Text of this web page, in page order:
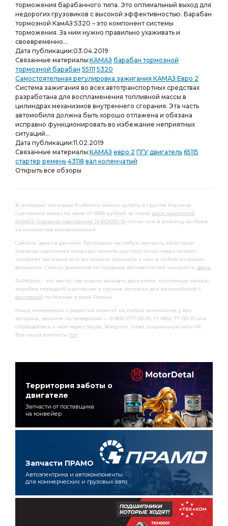
торможения барабанного типа. Это оптимальный выход для
недорогих грузовиков с высокой эффективностью. Барабан
тормозной КамАЗ 5320 – это компонент системы
торможения. За ним нужно правильно ухаживать и
своевременно...
Дата публикации:03.04.2019
Связанные материалы:КАМАЗ барабан тормозной
тормозной барабан 55111 5320
Самостоятельная регулировка зажигания КАМАЗ Евро 2
Система зажигания во всех автотранспортных средствах
разработана для воспламенения топливной массы в
цилиндрах механизмов внутреннего сгорания. Эта часть
автомобиля должна быть хорошо отлажена и обязана
исправно функционировать во избежание неприятных
ситуаций...
Дата публикации:11.02.2019
Связанные материалы:КАМАЗ евро 2 ПГУ двигатель 65115
стартер ремень 43118 вал коленчатый
Открыть все обзоры
В интернет магазине RuMotors можно купить в группе Корзина
сцепления камаз по цене от 5838 рублей за товар диск нажимной
КАМАЗ (корзина сцепления) 14.1601090-10 оптом или в розницу выбрав
из множества наименований.
Сделать заказ в регионе Ярославль на любую запчасть категории
Корзина сцепления камаз вы можете круглосуточно через каталог
интернет магазина или вы можете приехать к нам в любой из наших
филиалов. Список филиалов по продаже автозапчастей находятся здесь.
RuMotors - это место, где можно заказать двигатели, топливные насосы,
коробки передачб сцепление и прочие запчасти для автомобилей с
доставкой по Москве и всей России.
Наши менеджеры с радостью ответят на любые возникшие у вас
вопросы, звоните по телефонам — 8-800-777-08-39, +7 4852 77-00-10 или
обращайтесь к нам через Skype, Telegram, Viber, социальную сеть VK.
Все наши контакты тут.
Территория заботы о
двигателе
Запчасти от поставщика
на конвейер
Запчасти ПРАМО
Автоэлектрика и автокомпоненты
для коммерческих и грузовых авто